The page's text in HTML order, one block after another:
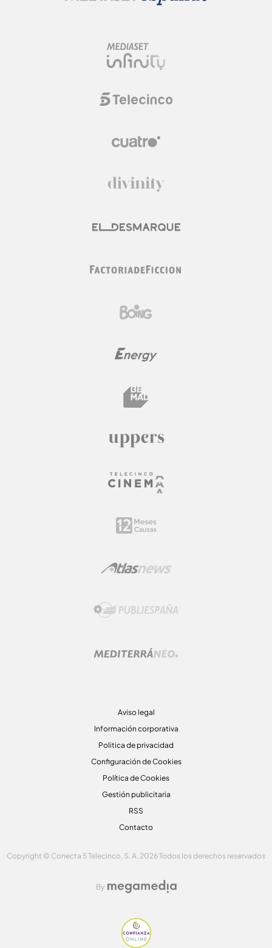
Aviso legal
Información corporativa
Politica de privacidad
Configuración de Cookies
Política de Cookies
Gestión publicitaria
RSS
Contacto
Copyright © Conecta 5 Telecinco, S. A. 2026 Todos los derechos reservados
By